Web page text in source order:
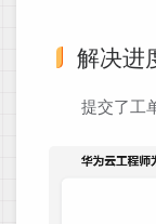
解决进
提交了工